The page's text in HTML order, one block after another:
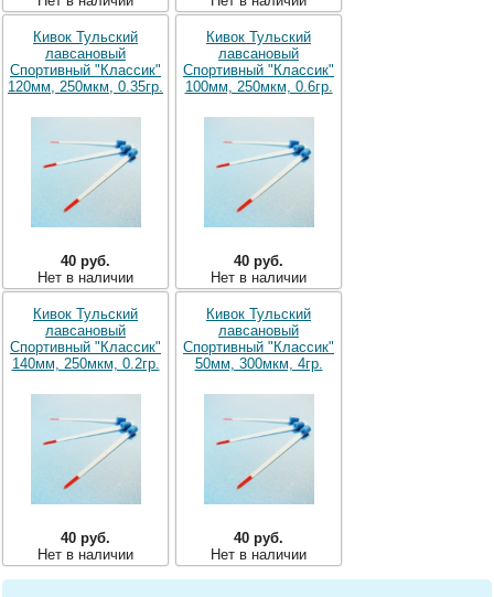
Кивок Тульский
лавсановый
Спортивный "Классик"
120мм, 250мкм, 0.35гр.
40 руб.
Нет в наличии
Кивок Тульский
лавсановый
Спортивный "Классик"
100мм, 250мкм, 0.6гр.
40 руб.
Нет в наличии
Кивок Тульский
лавсановый
Спортивный "Классик"
140мм, 250мкм, 0.2гр.
40 руб.
Нет в наличии
Кивок Тульский
лавсановый
Спортивный "Классик"
50мм, 300мкм, 4гр.
40 руб.
Нет в наличии